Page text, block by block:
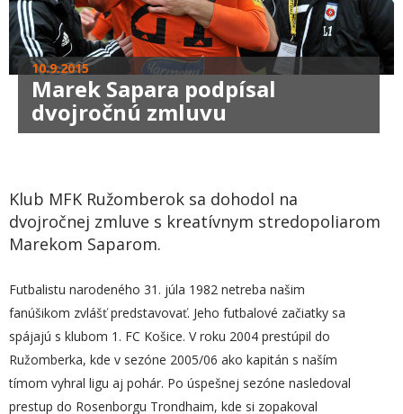
10.9.2015
Marek Sapara podpísal
dvojročnú zmluvu
Klub MFK Ružomberok sa dohodol na
dvojročnej zmluve s kreatívnym stredopoliarom
Marekom Saparom.
Futbalistu narodeného 31. júla 1982 netreba našim
fanúšikom zvlášť predstavovať. Jeho futbalové začiatky sa
spájajú s klubom 1. FC Košice. V roku 2004 prestúpil do
Ružomberka, kde v sezóne 2005/06 ako kapitán s naším
tímom vyhral ligu aj pohár. Po úspešnej sezóne nasledoval
prestup do Rosenborgu Trondhaim, kde si zopakoval